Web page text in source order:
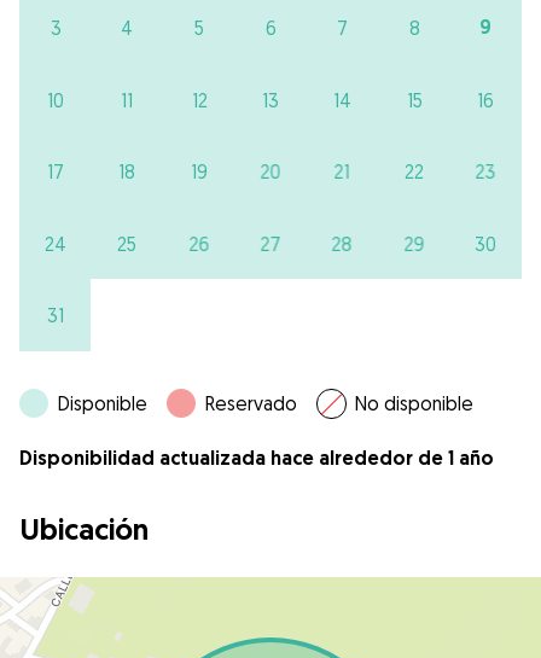
3 4 5 6 7 8 9
10 11 12 13 14 15 16
17 18 19 20 21 22 23
24 25 26 27 28 29 30
31
Disponible Reservado No disponible
Disponibilidad actualizada hace alrededor de 1 año
Ubicación